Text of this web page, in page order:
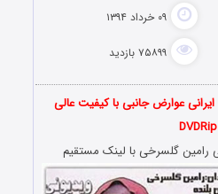
۰۹ خرداد ۱۳۹۴
۷۵۸۹۹ بازدید
ایرانی عوارض جانبی با کیفیت عالی
DVDRip
رامین گلسرخی با لینک مستقیم